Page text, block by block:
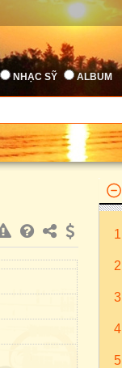
NHẠC SỸ ALBUM